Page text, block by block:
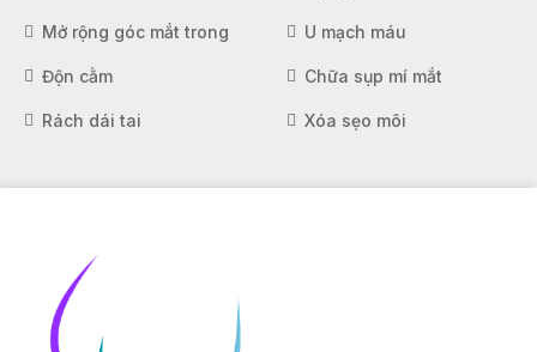
Mở rộng góc mắt trong U mạch máu
Độn cằm Chữa sụp mí mắt
Rách dái tai Xóa sẹo môi